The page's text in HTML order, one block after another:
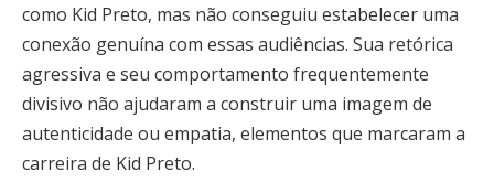
como Kid Preto, mas não conseguiu estabelecer uma
conexão genuína com essas audiências. Sua retórica
agressiva e seu comportamento frequentemente
divisivo não ajudaram a construir uma imagem de
autenticidade ou empatia, elementos que marcaram a
carreira de Kid Preto.